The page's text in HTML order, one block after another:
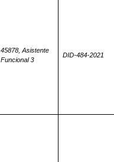
45878, Asistente
Funcional 3
DID-484-2021